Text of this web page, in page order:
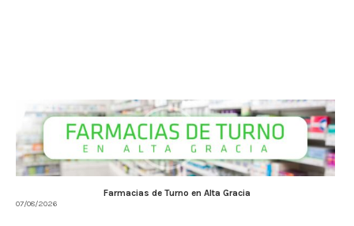
Farmacias de Turno en Alta Gracia
07/08/2026